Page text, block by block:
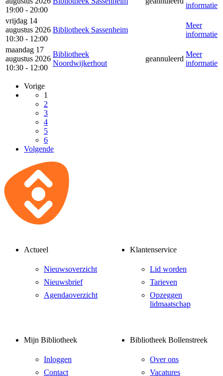
19:00 - 20:00
informatie
vrijdag 14
augustus 2026
10:30 - 12:00
Bibliotheek Sassenheim
Meer
informatie
maandag 17
augustus 2026
10:30 - 12:00
Bibliotheek
Noordwijkerhout
geannuleerd
Meer
informatie
Vorige
1
2
3
4
5
6
Volgende
Actueel
Nieuwsoverzicht
Nieuwsbrief
Agendaoverzicht
Klantenservice
Lid worden
Tarieven
Opzeggen
lidmaatschap
Mijn Bibliotheek
Inloggen
Contact
Bibliotheek Bollenstreek
Over ons
Vacatures